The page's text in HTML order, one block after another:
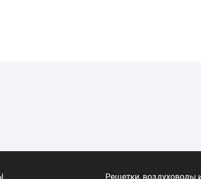
Решетки, воздуховоды